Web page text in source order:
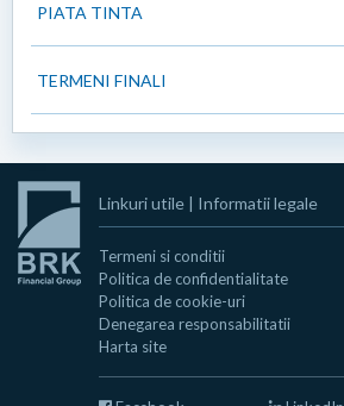
PIATA TINTA
TERMENI FINALI
Linkuri utile | Informatii legale
Termeni si conditii
Politica de confidentialitate
Politica de cookie-uri
Denegarea responsabilitatii
Harta site